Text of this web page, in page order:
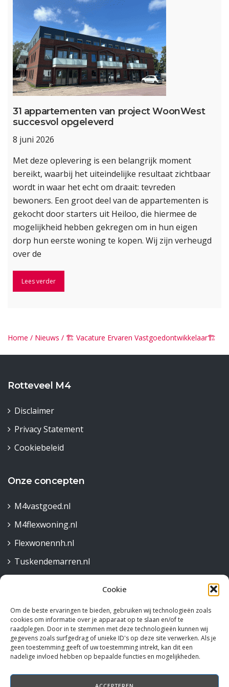
Cookie
Om de beste ervaringen te bieden, gebruiken wij technologieën zoals
cookies om informatie over je apparaat op te slaan en/of te
raadplegen. Door in te stemmen met deze technologieën kunnen wij
gegevens zoals surfgedrag of unieke ID's op deze site verwerken. Als je
geen toestemming geeft of uw toestemming intrekt, kan dit een
nadelige invloed hebben op bepaalde functies en mogelijkheden.
ACCEPTEREN
31 appartementen van project WoonWest
succesvol opgeleverd
8 juni 2026
Met deze oplevering is een belangrijk moment
bereikt, waarbij het uiteindelijke resultaat zichtbaar
wordt in waar het echt om draait: tevreden
bewoners. Een groot deel van de appartementen is
gekocht door starters uit Heiloo, die hiermee de
mogelijkheid hebben gekregen om in hun eigen
dorp hun eerste woning te kopen. Wij zijn verheugd
over de
Lees verder
Home / Nieuws / 🏗️ Vacature Ervaren Vastgoedontwikkelaar🏗️
Rotteveel M4
Disclaimer
Privacy Statement
Cookiebeleid
Onze concepten
M4vastgoed.nl
M4flexwoning.nl
Flexwonennh.nl
Tuskendemarren.nl
Robijnstraat 30,
1812 RB Alkmaar
072 515 58 44